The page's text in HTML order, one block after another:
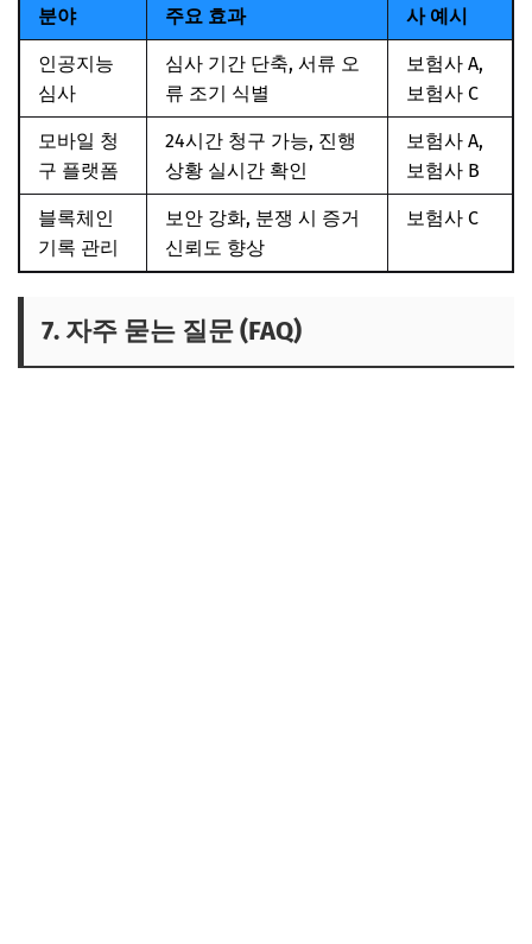
분야
주요 효과
사 예시
인공지능
심사
심사 기간 단축, 서류 오
류 조기 식별
보험사 A,
보험사 C
모바일 청
구 플랫폼
24시간 청구 가능, 진행
상황 실시간 확인
보험사 A,
보험사 B
블록체인
기록 관리
보안 강화, 분쟁 시 증거
신뢰도 향상
보험사 C
7. 자주 묻는 질문 (FAQ)